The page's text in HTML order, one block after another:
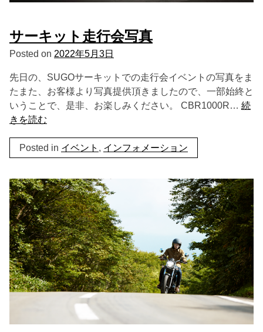
サーキット走行会写真
Posted on 2022年5月3日
先日の、SUGOサーキットでの走行会イベントの写真をま
たまた、お客様より写真提供頂きましたので、一部始終と
いうことで、是非、お楽しみください。 CBR1000R… 続
きを読む
Posted in イベント , インフォメーション